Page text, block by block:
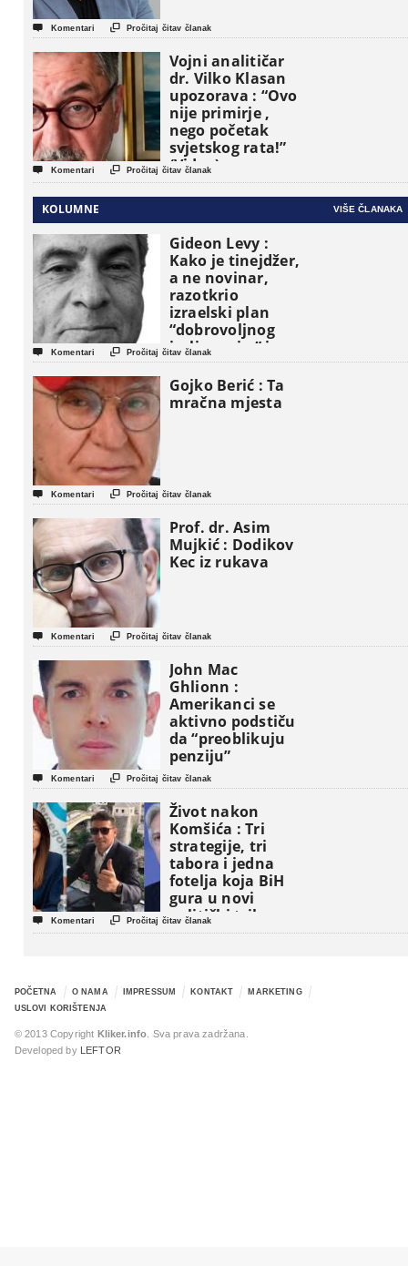
 Komentari  Pročitaj čitav članak
Vojni analitičar
dr. Vilko Klasan
upozorava : “Ovo
nije primirje ,
nego početak
svjetskog rata!”
(Video)
 Komentari  Pročitaj čitav članak
KOLUMNE VIŠE ČLANAKA
Gideon Levy :
Kako je tinejdžer,
a ne novinar,
razotkrio
izraelski plan
“dobrovoljnog
iseljavanja ” iz
Gaze
 Komentari  Pročitaj čitav članak
Gojko Berić : Ta
mračna mjesta
 Komentari  Pročitaj čitav članak
Prof. dr. Asim
Mujkić : Dodikov
Kec iz rukava
 Komentari  Pročitaj čitav članak
John Mac
Ghlionn :
Amerikanci se
aktivno podstiču
da “preoblikuju
penziju”
 Komentari  Pročitaj čitav članak
Život nakon
Komšića : Tri
strategije, tri
tabora i jedna
fotelja koja BiH
gura u novi
politički triler
 Komentari  Pročitaj čitav članak
POČETNA O NAMA IMPRESSUM KONTAKT
MARKETING
USLOVI KORIŠTENJA
© 2013 Copyright Kliker.info . Sva prava zadržana.
Developed by
LEFTOR